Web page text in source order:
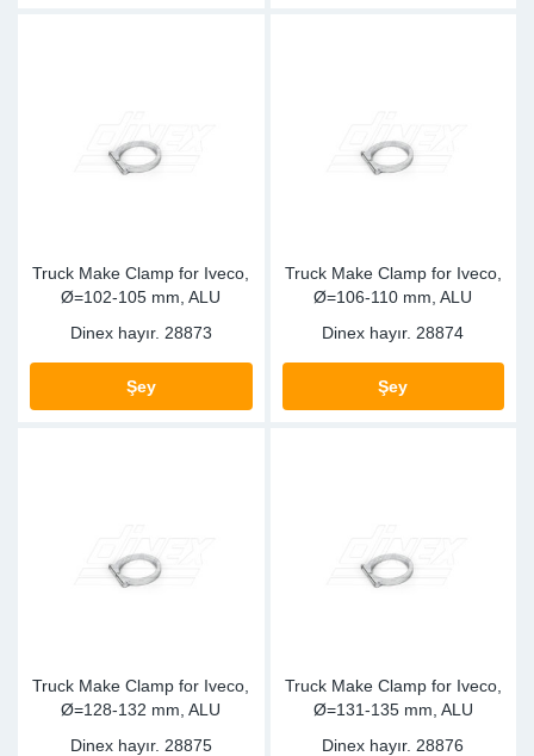
Truck Make Clamp for Iveco,
Ø=102-105 mm, ALU
Dinex hayır. 28873
Şey
Truck Make Clamp for Iveco,
Ø=106-110 mm, ALU
Dinex hayır. 28874
Şey
Truck Make Clamp for Iveco,
Ø=128-132 mm, ALU
Dinex hayır. 28875
Truck Make Clamp for Iveco,
Ø=131-135 mm, ALU
Dinex hayır. 28876